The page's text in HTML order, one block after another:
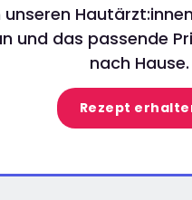
unseren
und das passende
nach Hause.
Rezept